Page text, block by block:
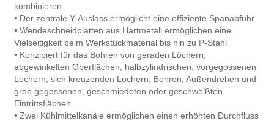
kombinieren
• Der zentrale Y-Auslass ermöglicht eine effiziente Spanabfuhr
• Wendeschneidplatten aus Hartmetall ermöglichen eine
Vielseitigkeit beim Werkstückmaterial bis hin zu P-Stahl
• Konzipiert für das Bohren von geraden Löchern,
abgewinkelten Oberflächen, halbzylindrischen, vorgegossenen
Löchern, sich kreuzenden Löchern, Bohren, Außendrehen und
grob gegossenen, geschmiedeten oder geschweißten
Eintrittsflächen
• Zwei Kühlmittelkanäle ermöglichen einen erhöhten Durchfluss